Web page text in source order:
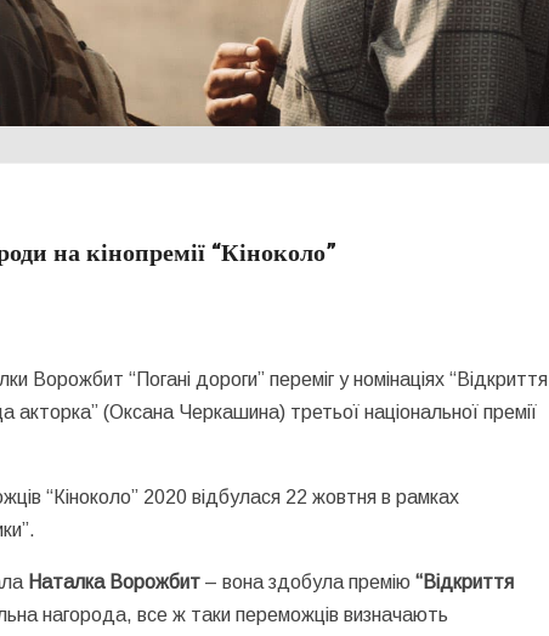
на кінопремії “Кіноколо”
Ворожбит “Погані дороги” переміг у номінаціях “Відкриття
акторка” (Оксана Черкашина) третьої національної премії
“Кіноколо” 2020 відбулася 22 жовтня в рамках
Наталка Ворожбит – вона здобула премію “Відкриття
нагорода, все ж таки переможців визначають